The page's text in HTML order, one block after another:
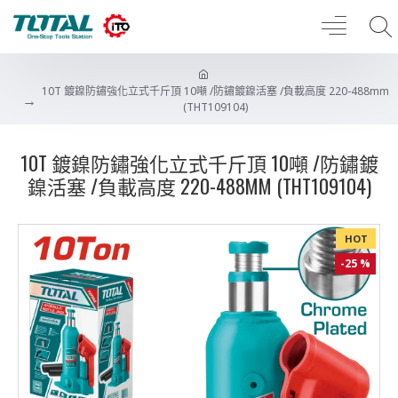
10T 鍍鎳防鏽強化立式千斤頂 10噸 /防鏽鍍鎳活塞 /負載高度 220-488mm
(THT109104)
10T 鍍鎳防鏽強化立式千斤頂 10噸 /防鏽鍍
鎳活塞 /負載高度 220-488MM (THT109104)
HOT
-25 %